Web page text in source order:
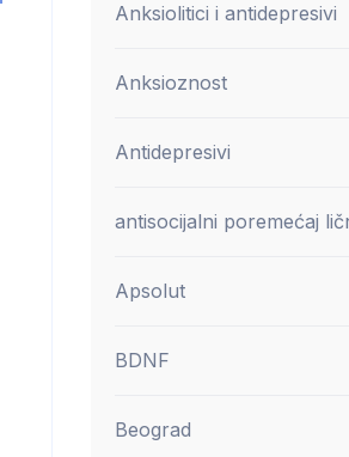
Anksiolitici i antidepresivi
Anksioznost
Antidepresivi
antisocijalni poremećaj
Apsolut
BDNF
Beograd